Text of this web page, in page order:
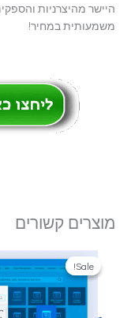
היישר מהיצרניות
משמעותית במחיר!
מוצרים קשורים
Sale!
Sale!